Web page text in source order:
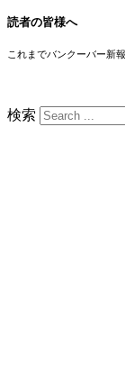
読者の皆様へ
これまでバンクーバー新
検索